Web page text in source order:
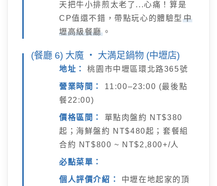
天把牛小排煎太老了...心痛！算是
CP值還不錯，帶點玩心的體驗型 中
壢高級餐廳 。
(餐廳 6) 大魔 ‧ 大満足鍋物 (中壢店)
地址： 桃園市中壢區環北路365號
營業時間：
11:00–23:00 (最後點
餐22:00)
價格區間：
單點肉盤約 NT$380
起；海鮮盤約 NT$480起；套餐組
合約 NT$800 ~ NT$2,800+/人
必點菜單：
個人評價介紹：
中壢在地起家的頂